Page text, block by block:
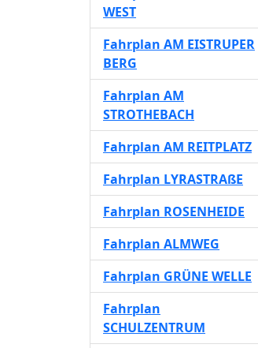
WEST
Fahrplan AM EISTRUPER
BERG
Fahrplan AM
STROTHEBACH
Fahrplan AM REITPLATZ
Fahrplan LYRASTRAßE
Fahrplan ROSENHEIDE
Fahrplan ALMWEG
Fahrplan GRÜNE WELLE
Fahrplan
SCHULZENTRUM